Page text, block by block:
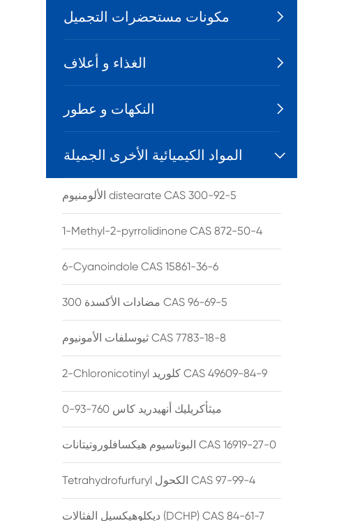
مكونات مستحضرات التجميل 
الغذاء و أعلاف 
النكهات و عطور 
المواد الكيميائية الأخرى الجميلة 
الألومنيوم distearate CAS 300-92-5
1-Methyl-2-pyrrolidinone CAS 872-50-4
6-Cyanoindole CAS 15861-36-6
مضادات الأكسدة 300 CAS 96-69-5
ثيوسلفات الأمونيوم CAS 7783-18-8
2-Chloronicotinyl كلوريد CAS 49609-84-9
ميثأكريليك أنهيدريد كاس 760-93-0
البوتاسيوم هيكسافلوروتيتانات CAS 16919-27-0
Tetrahydrofurfuryl الكحول CAS 97-99-4
ديكلوهيكسيل الفثالات (DCHP) CAS 84-61-7